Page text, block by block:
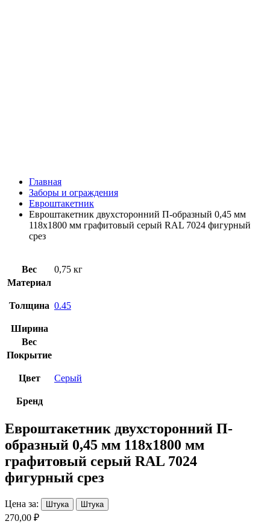
Главная
Заборы и ограждения
Евроштакетник
Евроштакетник двухсторонний П-образный 0,45 мм
118х1800 мм графитовый серый RAL 7024 фигурный
срез
Вес
0,75 кг
Материал
Толщина 0.45
Ширина
Вес
Покрытие
Цвет Серый
Бренд
Евроштакетник двухсторонний П-
образный 0,45 мм 118х1800 мм
графитовый серый RAL 7024
фигурный срез
Цена за: Штука Штука
270,00 ₽